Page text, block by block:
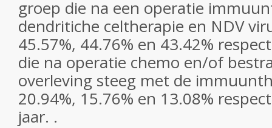
groep die na een operatie
dendritiche celtherapie en NDV
45.57%, 44.76% en 43.42%
die na operatie chemo en/of
overleving steeg met de
20.94%, 15.76% en 13.08%
jaar. .